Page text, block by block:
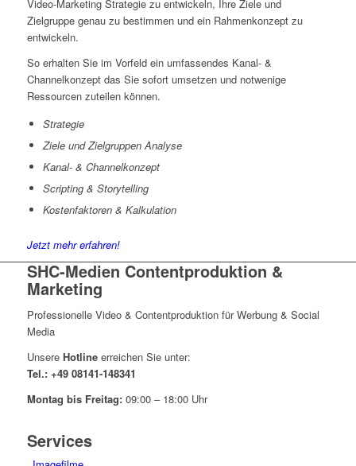
Video-Marketing Strategie zu entwickeln, Ihre Ziele und
Zielgruppe genau zu bestimmen und ein Rahmenkonzept zu
entwickeln.
So erhalten Sie im Vorfeld ein umfassendes Kanal- &
Channelkonzept das Sie sofort umsetzen und notwenige
Ressourcen zuteilen können.
Strategie
Ziele und Zielgruppen Analyse
Kanal- & Channelkonzept
Scripting & Storytelling
Kostenfaktoren & Kalkulation
Jetzt mehr erfahren!
SHC-Medien Contentproduktion &
Marketing
Professionelle Video & Contentproduktion für Werbung & Social
Media
Unsere Hotlineerreichen Sie unter:
Tel.: +49 08141-148341
Montag bis Freitag: 09:00 – 18:00 Uhr
Services